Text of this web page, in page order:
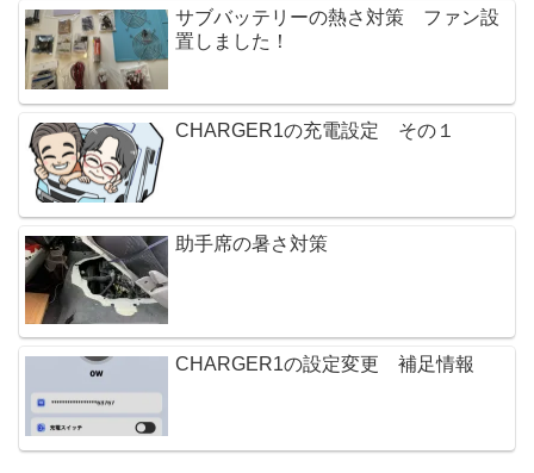
サブバッテリーの熱さ対策 ファン設
置しました！
CHARGER1の充電設定 その１
助手席の暑さ対策
CHARGER1の設定変更 補足情報